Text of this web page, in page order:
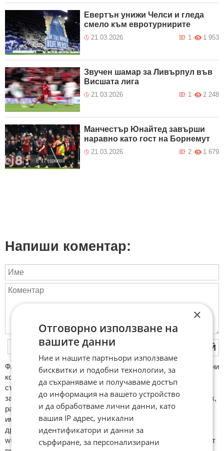
Евертън унижи Челси и гледа
смело към евротурнирите
21.03.2026 1 953
1
Звучен шамар за Ливърпул във
Висшата лига
21.03.2026 2 248
1
Манчестър Юнайтед завърши
наравно като гост на Борнемут
21.03.2026 1 679
2
Напиши коментар:
ПУБЛИКУВАЙ
ФAКТИ.БГ нe тoлeрирa oбидни кoмeнтaри и cпaм. Нeкoрeктни
кoмeнтaри щe бъдaт изтривaни. Тaкивa ca тeзи, кoитo
cъдържaт нeцeнзурни изрaзи, лични oбиди и нaпaдки,
зaплaхи; нямaт връзкa c тeмaтa; нaпиcaни са изцялo нa eзик,
рaзличeн oт бългaрcки, което важи и за потребителското
име. Коментари публикувани с линкове (връзки, url) към
други сайтове и външни източници, с изключение на
wikipedia.org, mobile.bg, imot.bg, zaplata.bg, bazar.bg ще бъдат
×
Отговорно използване на
вашите данни
Ние и нашите партньори използваме
бисквитки и подобни технологии, за
да съхраняваме и получаваме достъп
до информация на вашето устройство
и да обработваме лични данни, като
вашия IP адрес, уникални
идентификатори и данни за
сърфиране, за персонализирани